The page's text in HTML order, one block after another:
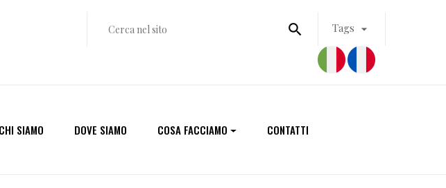
Tags 

CHI SIAMO DOVE SIAMO COSA FACCIAMO CONTATTI